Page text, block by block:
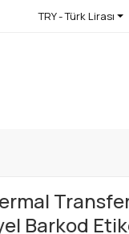
TRY - Türk Lirası
Barkod